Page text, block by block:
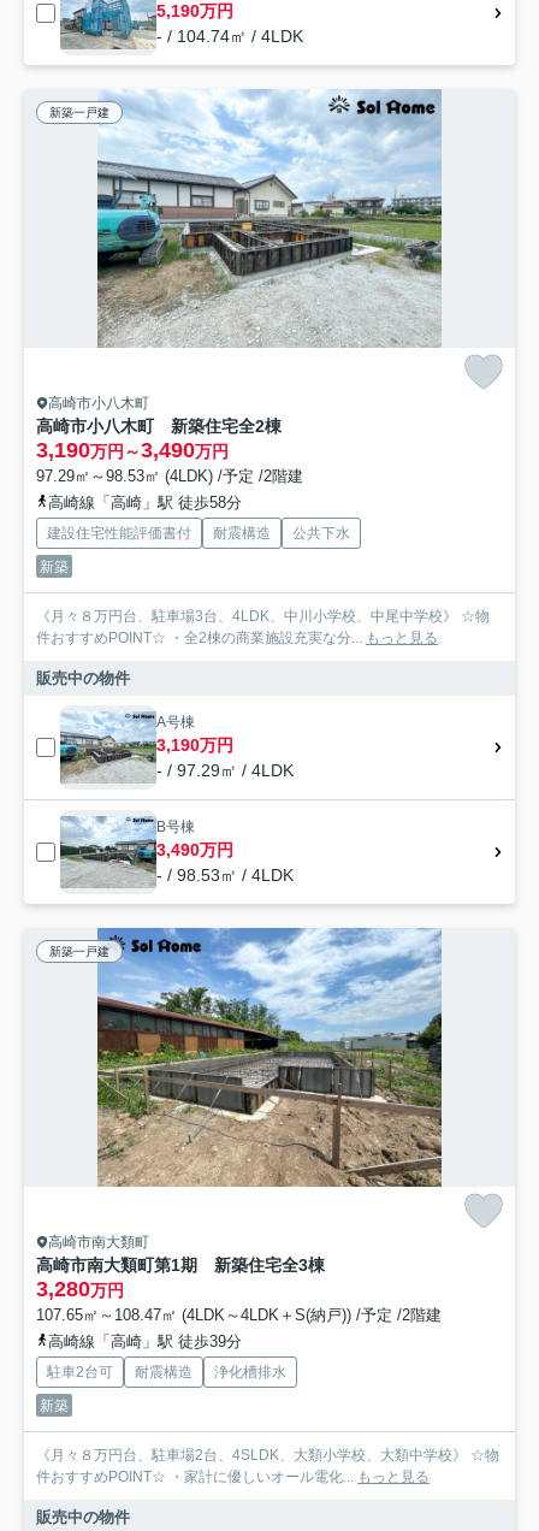
5,190万円
- / 104.74㎡ / 4LDK
新築一戸建
高崎市小八木町
高崎市小八木町 新築住宅全2棟
3,190万円～3,490万円
97.29㎡～98.53㎡ (4LDK) /予定 /2階建
高崎線「高崎」駅 徒歩58分
建設住宅性能評価書付 耐震構造
公共下水
新築
《月々８万円台、駐車場3台、4LDK、中川小学校、中尾中学校》 ☆物
件おすすめPOINT☆ ・全2棟の商業施設充実な分... もっと見る
販売中の物件
A号棟
3,190万円
- / 97.29㎡ / 4LDK
B号棟
3,490万円
- / 98.53㎡ / 4LDK
新築一戸建
高崎市南大類町
高崎市南大類町第1期 新築住宅全3棟
3,280万円
107.65㎡～108.47㎡ (4LDK～4LDK＋S(納戸)) /予定 /2階建
高崎線「高崎」駅 徒歩39分
駐車2台可 耐震構造
浄化槽排水
新築
《月々８万円台、駐車場2台、4SLDK、大類小学校、大類中学校》 ☆物
件おすすめPOINT☆ ・家計に優しいオール電化... もっと見る
販売中の物件